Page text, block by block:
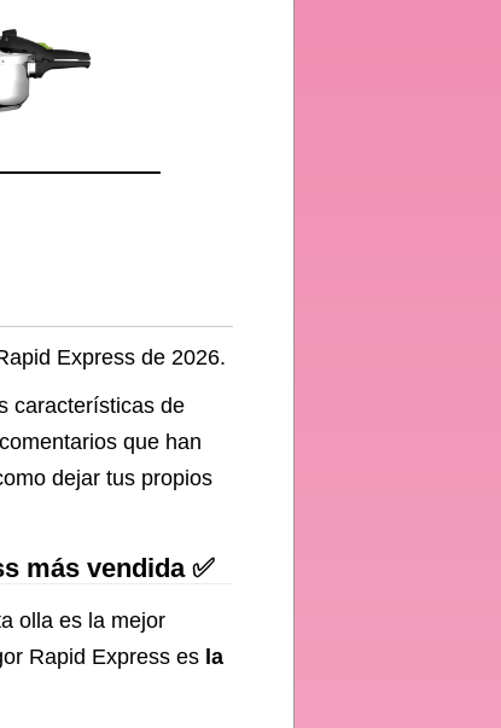
Express de 2026.
características de
que han
dejar tus propios
más vendida ✅
olla es la mejor
Rapid Express es la